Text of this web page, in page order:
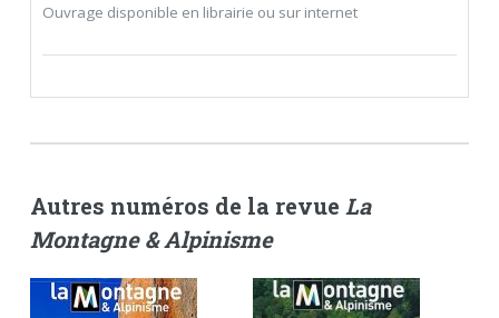
Ouvrage disponible en librairie ou sur internet
Autres numéros de la revue La
Montagne & Alpinisme